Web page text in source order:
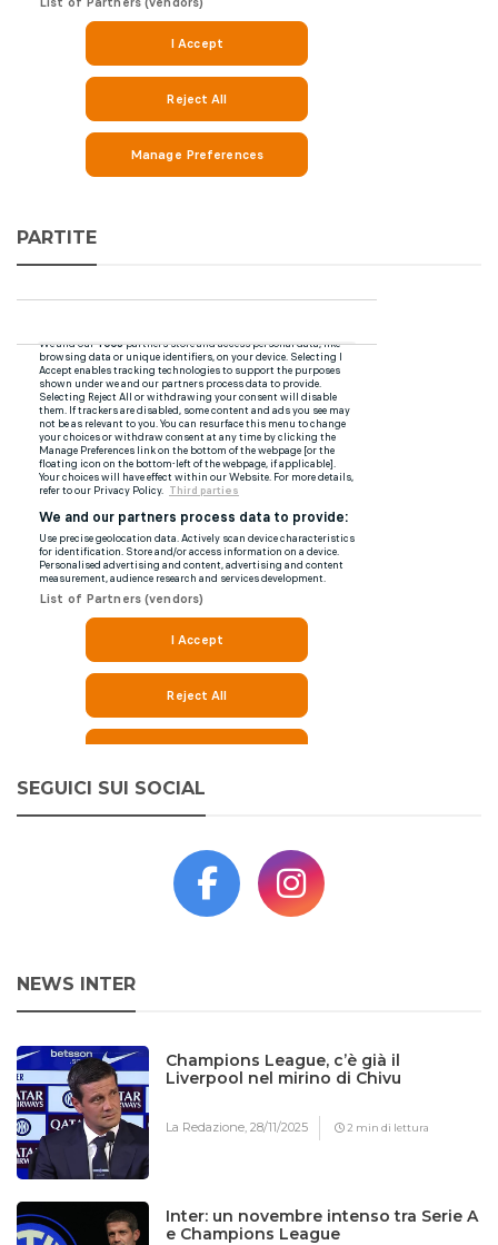
PARTITE
SEGUICI SUI SOCIAL
NEWS INTER
Champions League, c’è già il
Liverpool nel mirino di Chivu
La Redazione,28/11/2025 2 min di lettura
Inter: un novembre intenso tra Serie A
e Champions League